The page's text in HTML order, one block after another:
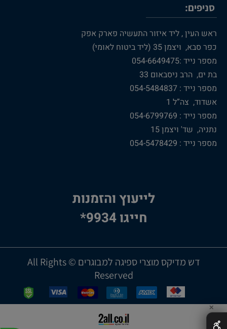
סניפים:
ראש העין , ליד איזור התעשיה פארק אפק
כפר סבא, ויצמן 35 (ליד ביטוח לאומי)
מספר נייד :054-6649475
בת ים, הרב ניסבאום 33
מספר נייד : 054-5484837
אשדוד, צה”ל 1
מספר נייד : 054-6799769
נתניה, שד' ויצמן 15
מספר נייד : 054-5478429
לייעוץ והזמנות
חייגו 9934*
דש מדיקס מוצרי ספיגה למבוגרים © All Rights
Reserved
✕